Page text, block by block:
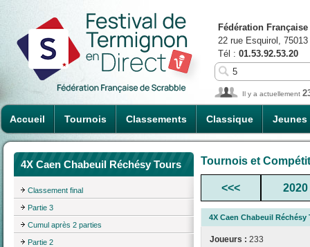
Accueil Tournois Classements Classique Jeunes
Fédération
22 rue Esquirol,
Tél : 01.53.92.53.20
Il y a actuellement
4X Caen Chabeuil Réchésy Tours
Classement final
Partie 3
Cumul après 2 parties
Partie 2
Tournois et
<<< 2020
4X Caen Chabeuil Réchésy
Joueurs : 233